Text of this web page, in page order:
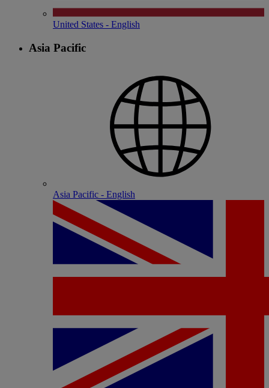
United States - English
Asia Pacific
Asia Pacific - English